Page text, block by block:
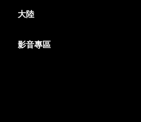
大陸
影音專區